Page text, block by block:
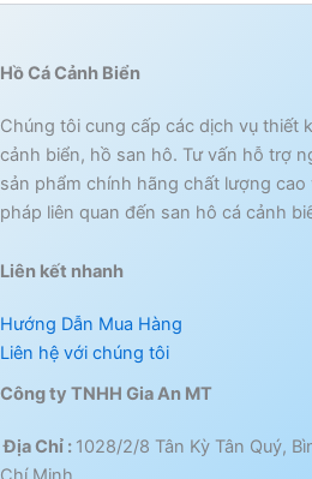
Hồ Cá Cảnh Biển
Chúng tôi cung cấp các dịch vụ thiết
cảnh biển, hồ san hô. Tư vấn hỗ trợ
sản phẩm chính hãng chất lượng cao
pháp liên quan đến san hô cá cảnh
Liên kết nhanh
Hướng Dẫn Mua Hàng
Liên hệ với chúng tôi
Công ty TNHH Gia An MT
Địa Chỉ : 1028/2/8 Tân Kỳ Tân Quý,